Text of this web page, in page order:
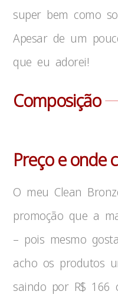
super bem como
Apesar de um
que eu adorei!
Composição
Preço e onde
O meu Clean
promoção que a
– pois mesmo
acho os produtos
saindo por R$ 166